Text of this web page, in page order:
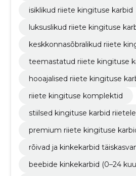
isiklikud riiete kingituse karbid
luksuslikud riiete kingituse
keskkonnasõbralikud riiete
teemastatud riiete kingituse
hooajalised riiete kingituse
riiete kingituse komplektid
stiilsed kingituse karbid riietele
premium riiete kingituse
rõivad ja kinkekarbid
beebide kinkekarbid (0–24